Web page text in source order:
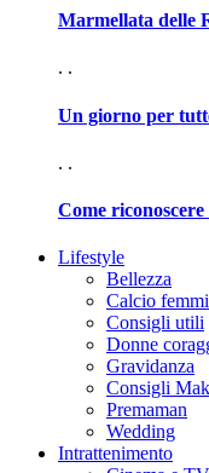
Marmellata delle
. .
Un giorno per
. .
Come
Lifestyle
Bellezza
Calcio
Consigli utili
Donne
Gravidanza
Consigli
Premaman
Wedding
Intrattenimento